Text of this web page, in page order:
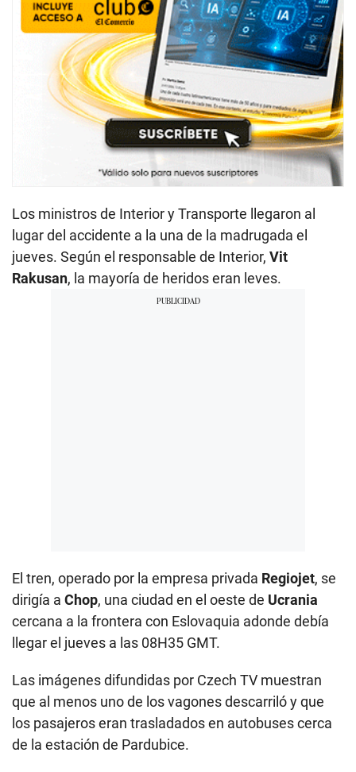
Los ministros de Interior y Transporte llegaron al
lugar del accidente a la una de la madrugada el
jueves. Según el responsable de Interior, Vit
Rakusan, la mayoría de heridos eran leves.
El tren, operado por la empresa privada Regiojet, se
dirigía a Chop, una ciudad en el oeste de Ucrania
cercana a la frontera con Eslovaquia adonde debía
llegar el jueves a las 08H35 GMT.
Las imágenes difundidas por Czech TV muestran
que al menos uno de los vagones descarriló y que
los pasajeros eran trasladados en autobuses cerca
de la estación de Pardubice.